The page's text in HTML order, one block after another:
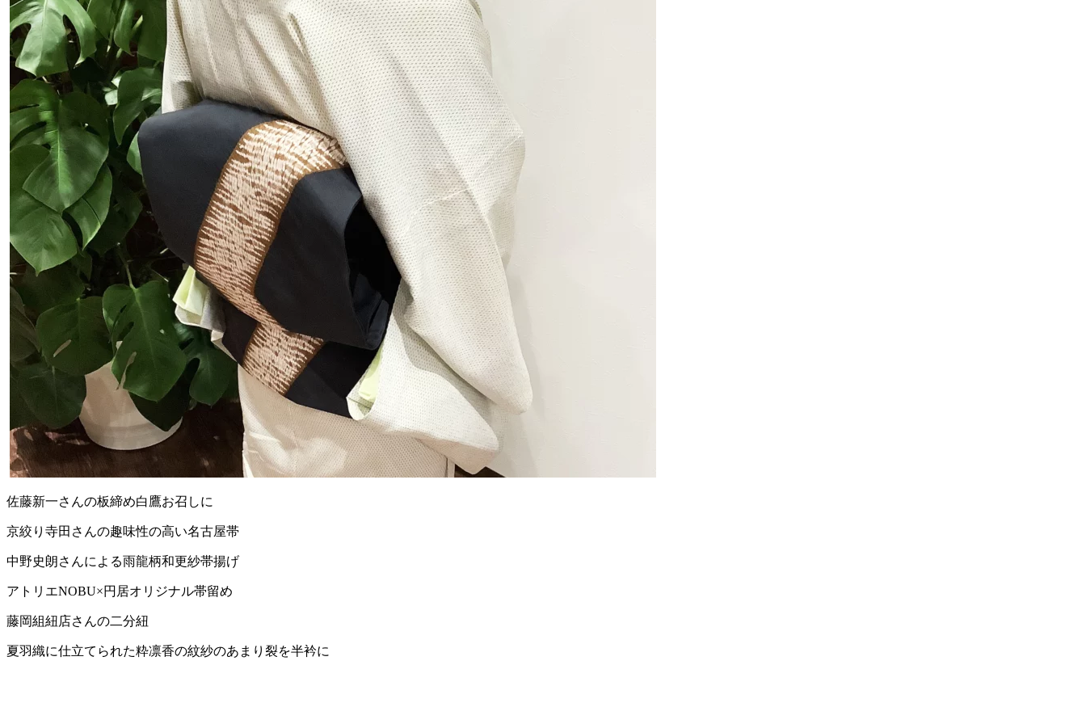
佐藤新一さんの板締め白鷹お召しに
京絞り寺田さんの趣味性の高い名古屋帯
中野史朗さんによる雨龍柄和更紗帯揚げ
アトリエNOBU×円居オリジナル帯留め
藤岡組紐店さんの二分紐
夏羽織に仕立てられた粋凛香の紋紗のあまり裂を半衿に